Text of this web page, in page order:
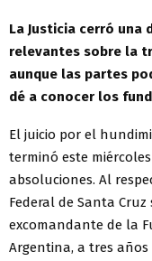
La Justicia cerró una
relevantes sobre la
aunque las partes
dé a conocer los
El juicio por el
terminó este
absoluciones. Al
Federal de Santa
excomandante de la
Argentina, a tres